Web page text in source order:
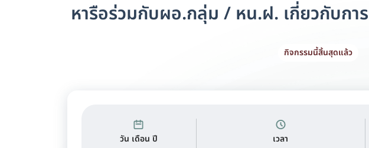
หารือร่วมกับผอ.กลุ่ม / หน.ฝ. เกี่ยวกับกา
กิจกรรมนี้สิ้นสุดแล้ว
วัน เดือน ปี เวลา